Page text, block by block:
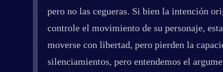
pero no las cegueras. Si bien la intención
controle el movimiento de su personaje,
moverse con libertad, pero pierden la
silenciamientos, pero entendemos el